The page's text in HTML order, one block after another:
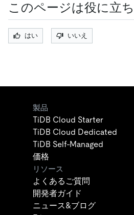
このページは役に立
はい いいえ
製品
TiDB Cloud Starter
TiDB Cloud Dedicated
TiDB Self-Managed
価格
リソース
よくあるご質問
開発者ガイド
ニュース&ブログ